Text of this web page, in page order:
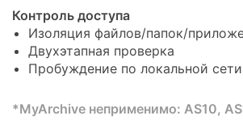
Контроль доступа
Изоляция файлов/папок/
Двухэтапная проверка
Пробуждение по локальной
*MyArchive неприменимо: AS10,